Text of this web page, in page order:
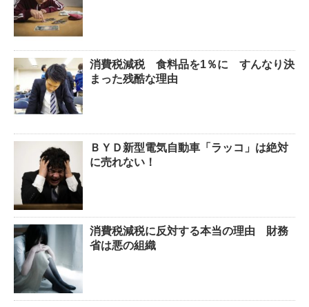
消費税減税 食料品を1％に すんなり決
まった残酷な理由
ＢＹＤ新型電気自動車「ラッコ」は絶対
に売れない！
消費税減税に反対する本当の理由 財務
省は悪の組織